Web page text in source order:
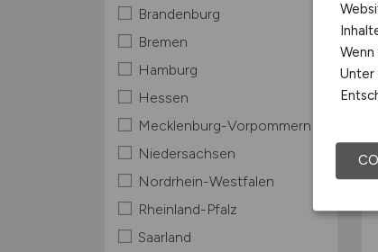
Brandenburg
Bremen
Hamburg
Hessen
Mecklenburg-Vorpommern
Niedersachsen
Nordrhein-Westfalen
Rheinland-Pfalz
Saarland
Unter